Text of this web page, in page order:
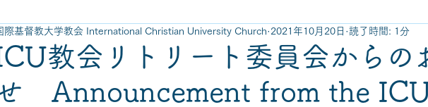
教会リトリート委員会からの
Announcement from the
際基督教大学教会 International Christian University Church 2021年10月20日 読了時間: 1分